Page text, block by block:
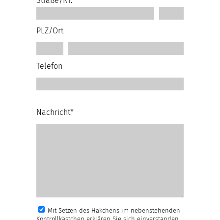
PLZ/Ort
Telefon
Nachricht*
Mit Setzen des Häkchens im nebenstehenden